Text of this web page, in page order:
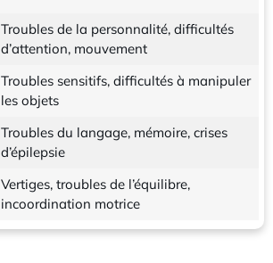
Troubles de la personnalité, difficultés
d’attention, mouvement
Troubles sensitifs, difficultés à manipuler
les objets
Troubles du langage, mémoire, crises
d’épilepsie
Vertiges, troubles de l’équilibre,
incoordination motrice